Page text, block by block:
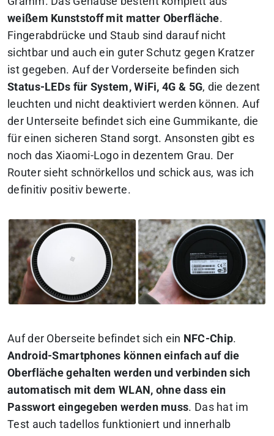
weißem Kunststoff mit matter Oberfläche.
Fingerabdrücke und Staub sind darauf nicht
sichtbar und auch ein guter Schutz gegen Kratzer
ist gegeben. Auf der Vorderseite befinden sich
Status-LEDs für System, WiFi, 4G & 5G, die dezent
leuchten und nicht deaktiviert werden können. Auf
der Unterseite befindet sich eine Gummikante, die
für einen sicheren Stand sorgt. Ansonsten gibt es
noch das Xiaomi-Logo in dezentem Grau. Der
Router sieht schnörkellos und schick aus, was ich
definitiv positiv bewerte.
Auf der Oberseite befindet sich ein NFC-Chip.
Android-Smartphones können einfach auf die
Oberfläche gehalten werden und verbinden sich
automatisch mit dem WLAN, ohne dass ein
Passwort eingegeben werden muss. Das hat im
Test auch tadellos funktioniert und innerhalb